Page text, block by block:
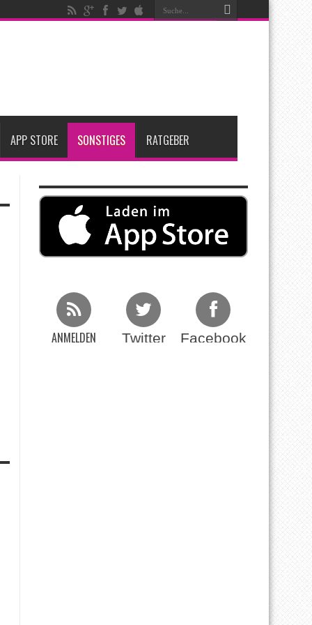
2027 erwartet
APP STORE SONSTIGES RATGEBER
ANMELDEN Twitter Facebook